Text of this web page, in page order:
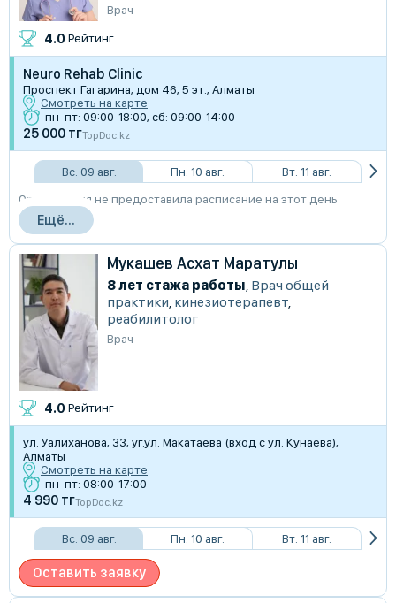
Врач
4.0 Рейтинг
Neuro Rehab Clinic
Проспект Гагарина, дом 46, 5 эт., Алматы
Смотреть на карте
пн-пт: 09:00-18:00, сб: 09:00-14:00
25 000 тгTopDoc.kz
Вс. 09 авг. Пн. 10 авг.
Вт. 11 авг.
Организация не предоставила расписание на этот день
Ещё...
Мукашев Асхат Маратулы
8 лет стажа работы, Врач общей
практики, кинезиотерапевт,
реабилитолог
Врач
4.0 Рейтинг
ул. Уалиханова, 33, уг.ул. Макатаева (вход с ул. Кунаева),
Алматы
Смотреть на карте
пн-пт: 08:00-17:00
4 990 тгTopDoc.kz
Вс. 09 авг. Пн. 10 авг. Вт. 11 авг.
Оставить заявку